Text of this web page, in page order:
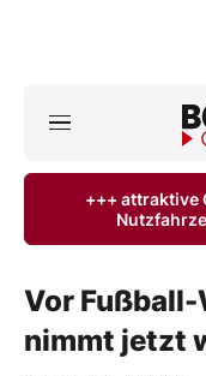
Anlageprodukte
Finanz-Check
Abo & Shop
+++ attraktive
Vor
nimmt jetzt